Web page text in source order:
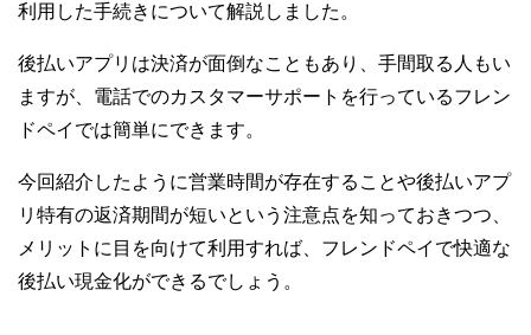
利用した手続きについて解説しました。
後払いアプリは決済が面倒なこともあり、手間取る人もい
ますが、電話でのカスタマーサポートを行っているフレン
ドペイでは簡単にできます。
今回紹介したように営業時間が存在することや後払いアプ
リ特有の返済期間が短いという注意点を知っておきつつ、
メリットに目を向けて利用すれば、フレンドペイで快適な
後払い現金化ができるでしょう。